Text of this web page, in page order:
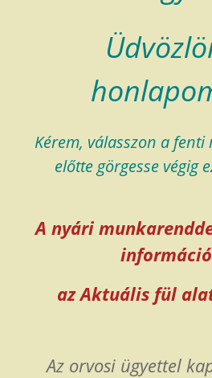
Kérem, válasszon a
előtte görgesse végig
A nyári
az Aktuális fül
Az orvosi ügyettel